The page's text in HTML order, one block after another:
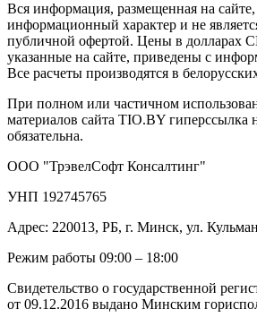
Вся информация, размещенная на
информационный характер и не
публичной офертой. Цены в долларах
указанные на сайте, приведены с
Все расчеты производятся в
При полном или частичном
материалов сайта TIO.BY гиперссылка
обязательна.
ООО "ТрэвелСофт Консалтинг"
УНП 192745765
Адрес: 220013, РБ, г. Минск, ул.
Режим работы 09:00 – 18:00
Свидетельство о государственной
от 09.12.2016 выдано Минским